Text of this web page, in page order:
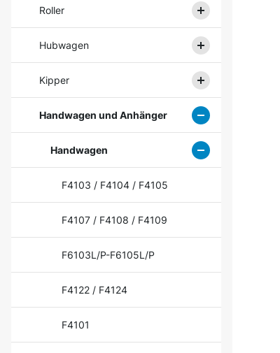
Roller
Hubwagen
Kipper
Handwagen und Anhänger
Handwagen
F4103 / F4104 / F4105
F4107 / F4108 / F4109
F6103L/P-F6105L/P
F4122 / F4124
F4101